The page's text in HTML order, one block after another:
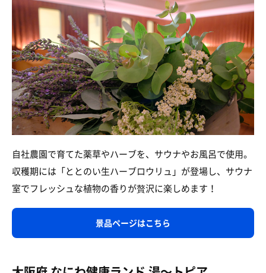
自社農園で育てた薬草やハーブを、サウナやお風呂で使用。
収穫期には「ととのい生ハーブロウリュ」が登場し、サウナ
室でフレッシュな植物の香りが贅沢に楽しめます！
景品ページはこちら